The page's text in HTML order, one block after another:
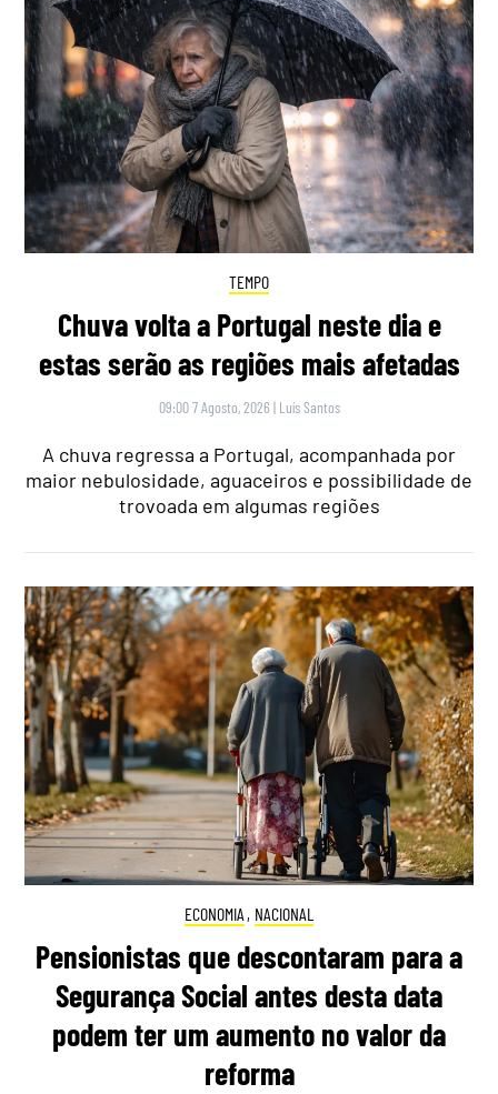
TEMPO
Chuva volta a Portugal neste dia e
estas serão as regiões mais afetadas
09:00 7 Agosto, 2026 | Luís Santos
A chuva regressa a Portugal, acompanhada por
maior nebulosidade, aguaceiros e possibilidade de
trovoada em algumas regiões
ECONOMIA , NACIONAL
Pensionistas que descontaram para a
Segurança Social antes desta data
podem ter um aumento no valor da
reforma